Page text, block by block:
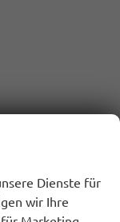
Linse
Dienste für
wir Ihre